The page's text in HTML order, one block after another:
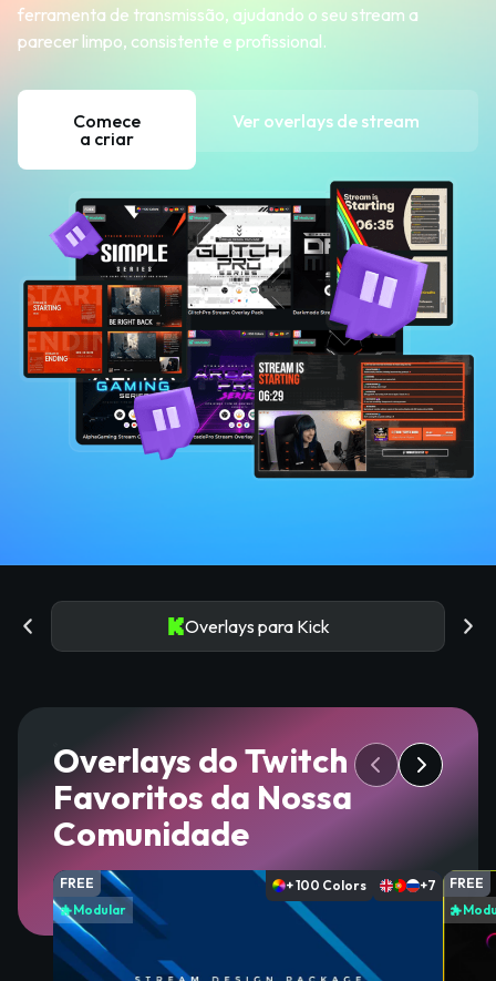
ferramenta de transmissão, ajudando o seu stream a
parecer limpo, consistente e profissional.
Comece
a criar
Ver overlays de stream
Overlays para Kick
Overlays do Twitch
Favoritos da Nossa
Comunidade
FREE
Modular
+ 100 Colors +7
FREE